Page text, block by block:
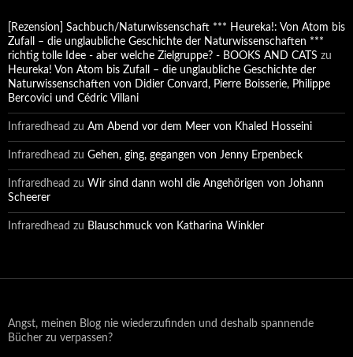
[Rezension] Sachbuch/Naturwissenschaft *** Heureka!: Von Atom bis
Zufall – die unglaubliche Geschichte der Naturwissenschaften ***
richtig tolle Idee - aber welche Zielgruppe? - BOOKS AND CATS zu
Heureka! Von Atom bis Zufall – die unglaubliche Geschichte der
Naturwissenschaften von Didier Convard, Pierre Boisserie, Philippe
Bercovici und Cédric Villani
Infraredhead zu Am Abend vor dem Meer von Khaled Hosseini
Infraredhead zu Gehen, ging, gegangen von Jenny Erpenbeck
Infraredhead zu Wir sind dann wohl die Angehörigen von Johann
Scheerer
Infraredhead zu Blauschmuck von Katharina Winkler
Angst, meinen Blog nie wiederzufinden und deshalb spannende
Bücher zu verpassen?